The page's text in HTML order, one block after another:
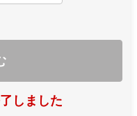
しました